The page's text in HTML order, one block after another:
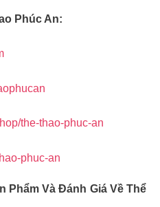
Phúc An:
the-thao-phuc-an
phuc-an
Phẩm Và Đánh Giá Về Thể